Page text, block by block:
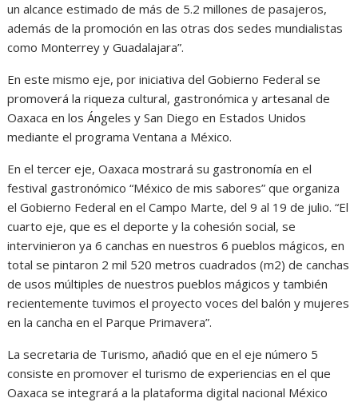
un alcance estimado de más de 5.2 millones de pasajeros,
además de la promoción en las otras dos sedes mundialistas
como Monterrey y Guadalajara”.
En este mismo eje, por iniciativa del Gobierno Federal se
promoverá la riqueza cultural, gastronómica y artesanal de
Oaxaca en los Ángeles y San Diego en Estados Unidos
mediante el programa Ventana a México.
En el tercer eje, Oaxaca mostrará su gastronomía en el
festival gastronómico “México de mis sabores” que organiza
el Gobierno Federal en el Campo Marte, del 9 al 19 de julio. “El
cuarto eje, que es el deporte y la cohesión social, se
intervinieron ya 6 canchas en nuestros 6 pueblos mágicos, en
total se pintaron 2 mil 520 metros cuadrados (m2) de canchas
de usos múltiples de nuestros pueblos mágicos y también
recientemente tuvimos el proyecto voces del balón y mujeres
en la cancha en el Parque Primavera”.
La secretaria de Turismo, añadió que en el eje número 5
consiste en promover el turismo de experiencias en el que
Oaxaca se integrará a la plataforma digital nacional México